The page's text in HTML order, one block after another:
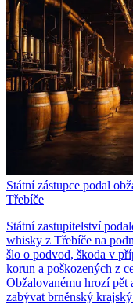
Státní zástupce podal
Třebíče
Státní zastupitelství
whisky z Třebíče na
šlo o podvod, škoda v
korun a poškozených z
Obžalovanému hrozí pět
zabývat brněnský